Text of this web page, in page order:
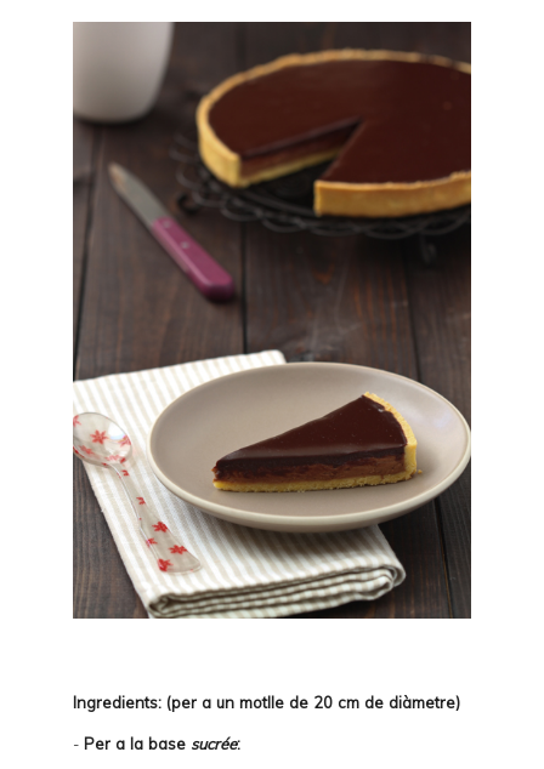
Ingredients: (per a un motlle de 20 cm de diàmetre)
- Per a la base sucrée: